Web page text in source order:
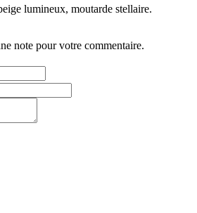
lumineux, moutarde stellaire.
note pour votre commentaire.